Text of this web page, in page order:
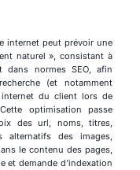
internet peut prévoir une
naturel », consistant à
normes SEO, afin
(et notamment
du client lors de
optimisation passe
des url, noms, titres,
alternatifs des images,
le contenu des pages,
et demande d’indexation